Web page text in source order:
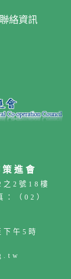
聯絡資訊
進會
之2號18樓
（02）
下午5時